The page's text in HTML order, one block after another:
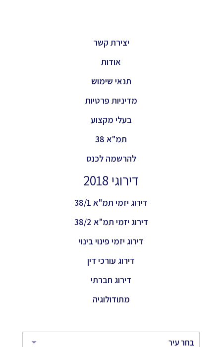
יצירת קשר
אודות
תנאי שימוש
מדיניות פרטיות
בעלי מקצוע
תמ"א 38
להרשמה לכנס
דירוגי 2018
דירוג יזמי תמ"א 38/1
דירוג יזמי תמ"א 38/2
דירוג יזמי פינוי בינוי
דירוג עורכי דין
דירוג חברתי
מתודולוגיה